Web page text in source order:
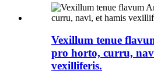
Vexillum tenue
pro horto, curru,
vexilliferis.